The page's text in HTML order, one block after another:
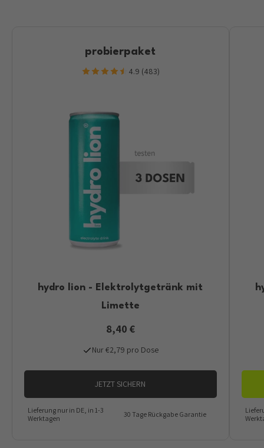
probierpaket
4.9 (483)
hydro lion - Elektrolytgetränk mit
Limette
8,40 €
Nur €2,79 pro Dose
JETZT SICHERN
Lieferung nur in DE, in 1-3
Werktagen
30 Tage Rückgabe Garantie